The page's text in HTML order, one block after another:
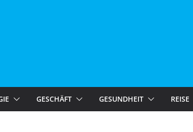
GESCHÄFT GESUNDHEIT REISE